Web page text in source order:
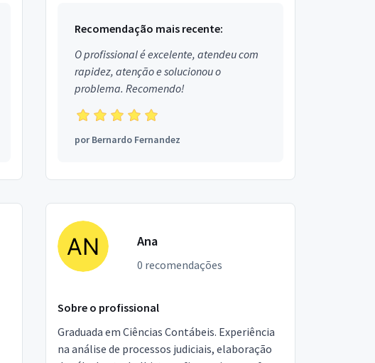
Recomendação mais recente:
O profissional é excelente, atendeu com
rapidez, atenção e solucionou o
problema. Recomendo!
porBernardo Fernandez
Ana
0 recomendações
Sobre o profissional
Graduada em Ciências Contábeis. Experiência
na análise de processos judiciais, elaboração